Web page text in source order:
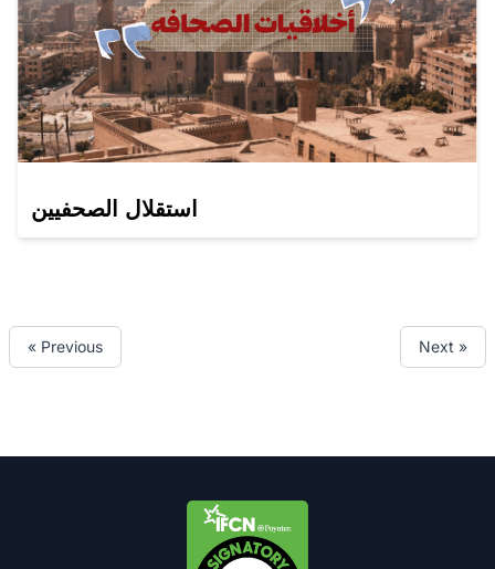
استقلال الصحفيين
« Previous Next »